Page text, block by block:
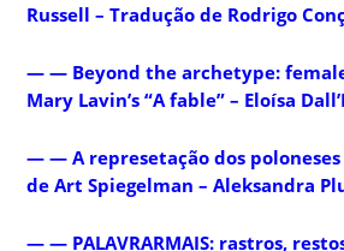
Russell – Tradução de Rodrigo
— — Beyond the archetype:
Mary Lavin’s “A fable” – Eloísa
— — A represetação dos poloneses
de Art Spiegelman – Aleksandra
— — PALAVRARMAIS: rastros,